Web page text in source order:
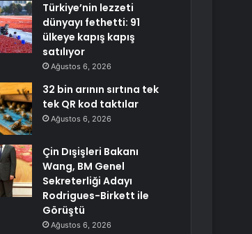
Türkiye’nin lezzeti
dünyayı fethetti: 91
ülkeye kapış kapış
satılıyor
Ağustos 6, 2026
32 bin arının sırtına tek
tek QR kod taktılar
Ağustos 6, 2026
Çin Dışişleri Bakanı
Wang, BM Genel
Sekreterliği Adayı
Rodrigues-Birkett ile
Görüştü
Ağustos 6, 2026